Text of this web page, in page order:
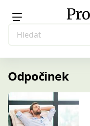
Odpočinek